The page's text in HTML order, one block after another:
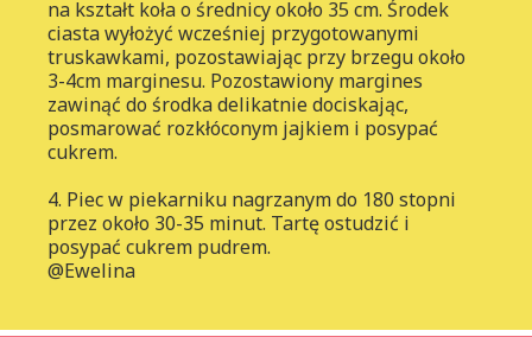
na kształt koła o średnicy około 35 cm. Środek
ciasta wyłożyć wcześniej przygotowanymi
truskawkami, pozostawiając przy brzegu około
3-4cm marginesu. Pozostawiony margines
zawinąć do środka delikatnie dociskając,
posmarować rozkłóconym jajkiem i posypać
cukrem.
4. Piec w piekarniku nagrzanym do 180 stopni
przez około 30-35 minut. Tartę ostudzić i
posypać cukrem pudrem.
@Ewelina